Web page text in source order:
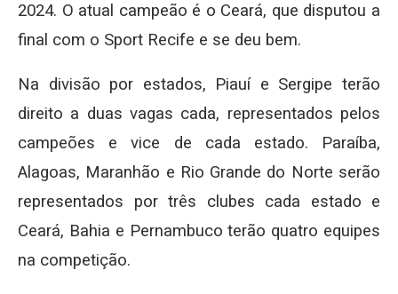
2024. O atual campeão é o Ceará, que disputou a
final com o Sport Recife e se deu bem.
Na divisão por estados, Piauí e Sergipe terão
direito a duas vagas cada, representados pelos
campeões e vice de cada estado. Paraíba,
Alagoas, Maranhão e Rio Grande do Norte serão
representados por três clubes cada estado e
Ceará, Bahia e Pernambuco terão quatro equipes
na competição.